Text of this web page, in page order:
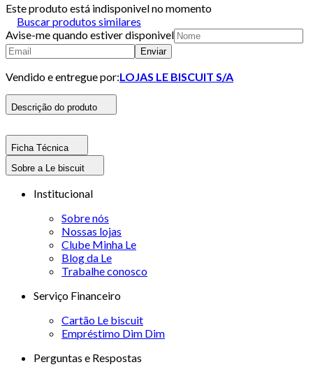
Este produto está indisponivel no momento
Buscar produtos similares
Avise-me quando estiver disponivel
Enviar
Vendido e entregue por:LOJAS LE BISCUIT S/A
Descrição do produto
Ficha Técnica
Sobre a Le biscuit
Institucional
Sobre nós
Nossas lojas
Clube Minha Le
Blog da Le
Trabalhe conosco
Serviço Financeiro
Cartão Le biscuit
Empréstimo Dim Dim
Perguntas e Respostas